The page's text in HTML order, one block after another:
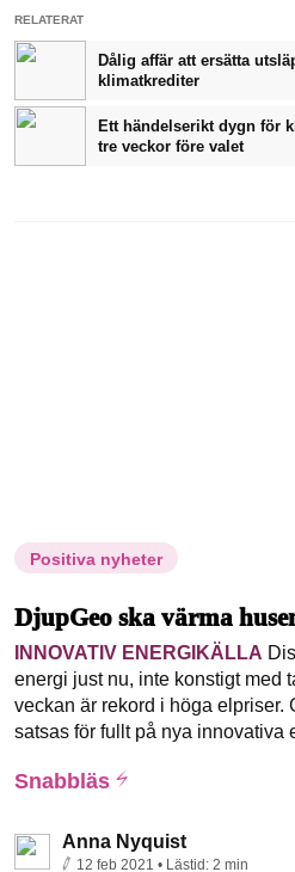
RELATERAT
Dålig affär att ersätta
klimatkrediter
Ett händelserikt dygn för
tre veckor före valet
Positiva nyheter
DjupGeo ska värma
INNOVATIV ENERGIKÄLLA
energi just nu, inte konstigt med
veckan är rekord i höga elpriser.
satsas för fullt på nya innovativa
Snabbläs
Anna Nyquist
12 feb 2021 • Lästid: 2 min